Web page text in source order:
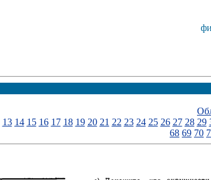
13 14 15 16 17 18 19 20 21 22 23 24 25 26 27 28 29
68 69 70